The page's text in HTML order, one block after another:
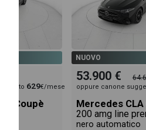
629€/mese
Coupè
NUOVO
53.900 €
oppure canone
Mercedes CLA
nero automatico